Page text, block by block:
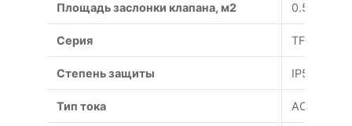
Площадь заслонки клапана, м2 0.5
Серия TF
Степень защиты IP54
Тип тока AC